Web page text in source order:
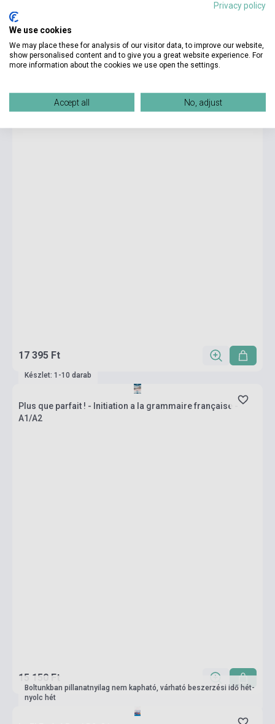
6 190 Ft
Boltunkban pillanatnyilag nem kapható, várható beszerzési idő hét-
nyolc hét
17 395 Ft
Készlet: 1-10 darab
Plus que parfait ! - Initiation a la grammaire française -
A1/A2
15 150 Ft
Boltunkban pillanatnyilag nem kapható, várható beszerzési idő hét-
nyolc hét
Privacy policy
We use cookies
We may place these for analysis of our visitor data, to improve our website,
show personalised content and to give you a great website experience. For
more information about the cookies we use open the settings.
Accept all No, adjust